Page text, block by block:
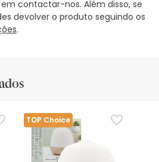
contactar-nos. Além disso, se
devolver o produto seguindo os
.
TOP Choice